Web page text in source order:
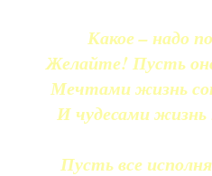
Какое – надо
Желайте! Пусть
Мечтами жизнь
И чудесами
Пусть все